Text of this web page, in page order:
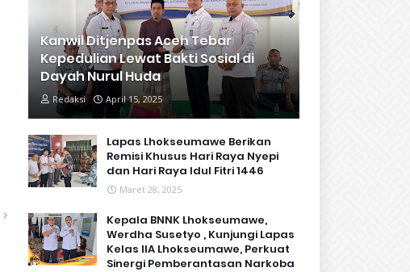
Kanwil Ditjenpas Aceh Tebar
Kepedulian Lewat Bakti Sosial di
Dayah Nurul Huda
Redaksi April 15, 2025
Lapas Lhokseumawe Berikan
Remisi Khusus Hari Raya Nyepi
dan Hari Raya Idul Fitri 1446
Maret 28, 2025
Kepala BNNK Lhokseumawe,
Werdha Susetyo , Kunjungi Lapas
Kelas IIA Lhokseumawe, Perkuat
Sinergi Pemberantasan Narkoba